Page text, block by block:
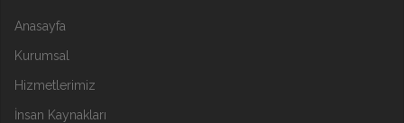
Anasayfa
Kurumsal
Hizmetlerimiz
İnsan Kaynakları